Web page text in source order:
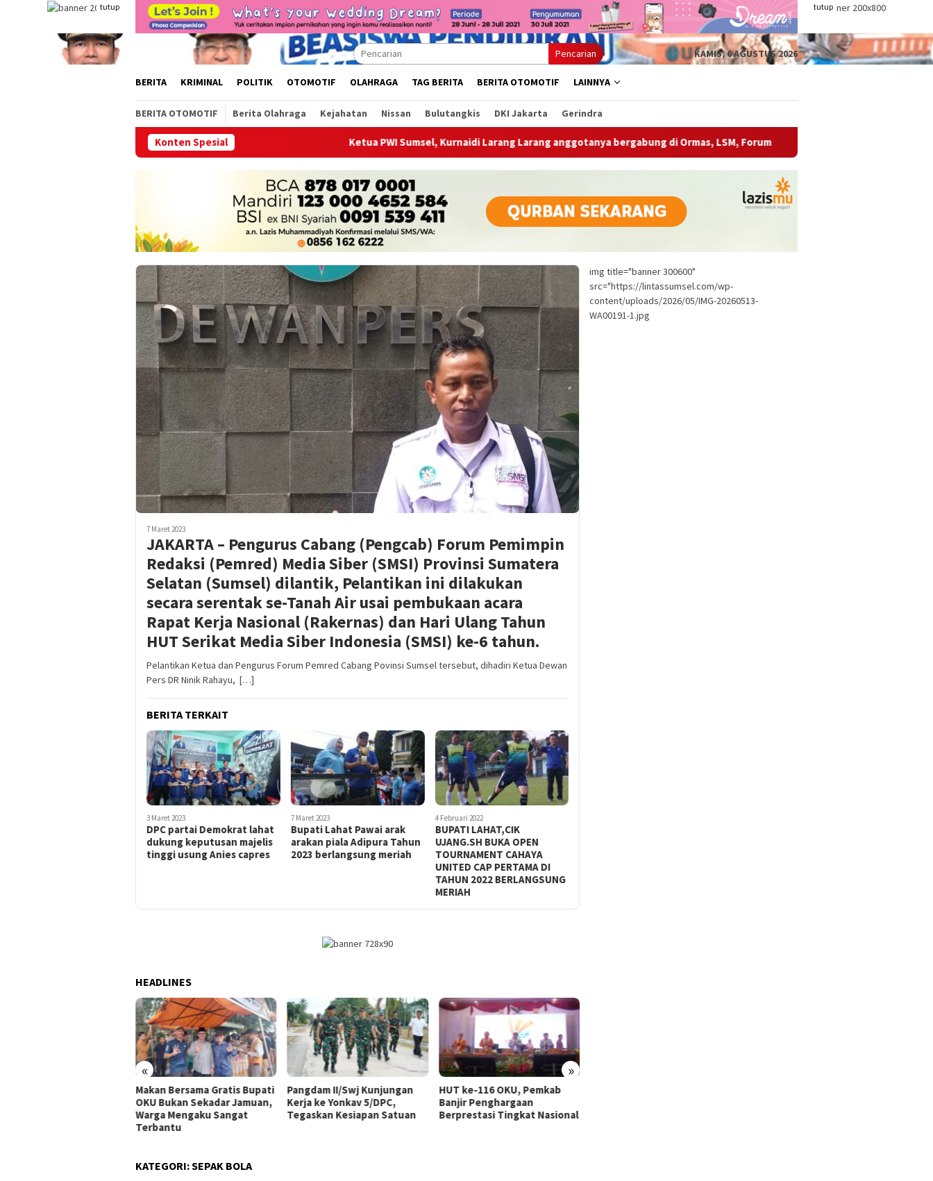
tutup tutup
Pencarian KAMIS, 6 AGUSTUS 2026
BERITA KRIMINAL POLITIK OTOMOTIF OLAHRAGA TAG BERITA BERITA OTOMOTIF LAINNYA
BERITA OTOMOTIF Berita Olahraga Kejahatan Nissan Bulutangkis DKI Jakarta Gerindra
Konten Spesial Ketua PWI Sumsel, Kurnaidi Larang Larang anggotanya bergabung di Ormas, LSM, Forum Makan Bersama Gratis Bupati OKU
7 Maret 2023
JAKARTA – Pengurus Cabang (Pengcab) Forum Pemimpin
Redaksi (Pemred) Media Siber (SMSI) Provinsi Sumatera
Selatan (Sumsel) dilantik, Pelantikan ini dilakukan
secara serentak se-Tanah Air usai pembukaan acara
Rapat Kerja Nasional (Rakernas) dan Hari Ulang Tahun
HUT Serikat Media Siber Indonesia (SMSI) ke-6 tahun.
Pelantikan Ketua dan Pengurus Forum Pemred Cabang Povinsi Sumsel tersebut, dihadiri Ketua Dewan
Pers DR Ninik Rahayu, […]
BERITA TERKAIT
3 Maret 2023
DPC partai Demokrat lahat
dukung keputusan majelis
tinggi usung Anies capres
7 Maret 2023
Bupati Lahat Pawai arak
arakan piala Adipura Tahun
2023 berlangsung meriah
4 Februari 2022
BUPATI LAHAT,CIK
UJANG.SH BUKA OPEN
TOURNAMENT CAHAYA
UNITED CAP PERTAMA DI
TAHUN 2022 BERLANGSUNG
MERIAH
HEADLINES
« »
Makan Bersama Gratis Bupati
OKU Bukan Sekadar Jamuan,
Warga Mengaku Sangat
Terbantu
Pangdam II/Swj Kunjungan
Kerja ke Yonkav 5/DPC,
Tegaskan Kesiapan Satuan
HUT ke-116 OKU, Pemkab
Banjir Penghargaan
Berprestasi Tingkat Nasional
KATEGORI:SEPAK BOLA
img title="banner 300600"
src="https://lintassumsel.com/wp-
content/uploads/2026/05/IMG-20260513-
WA00191-1.jpg